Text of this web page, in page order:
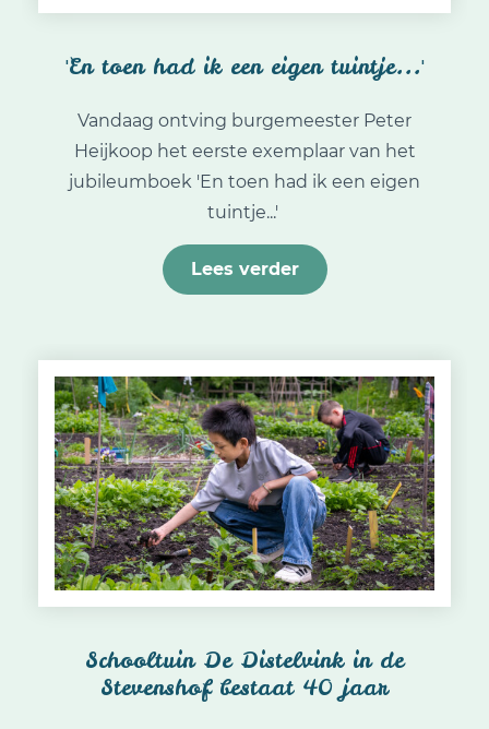
'En toen had ik een eigen tuintje...'
Vandaag ontving burgemeester Peter
Heijkoop het eerste exemplaar van het
jubileumboek 'En toen had ik een eigen
tuintje...'
Lees verder
Schooltuin De Distelvink in de
Stevenshof bestaat 40 jaar